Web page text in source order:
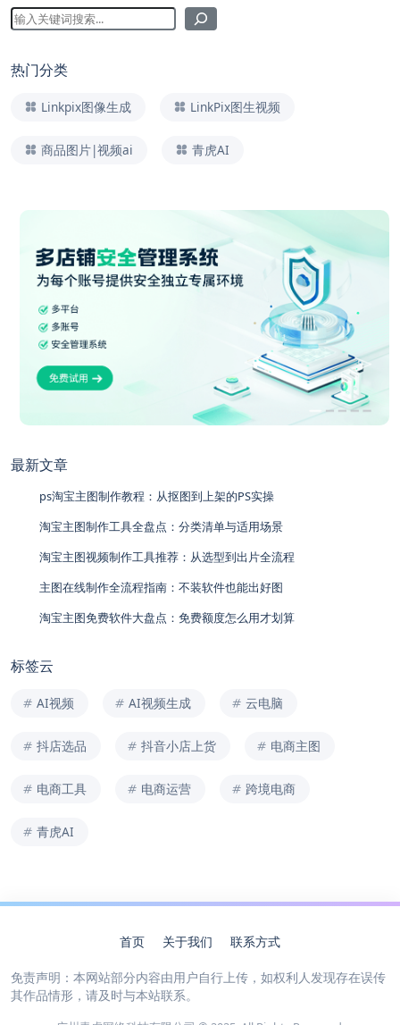
热门分类
Linkpix图像生成 LinkPix图生视频
商品图片|视频ai 青虎AI
最新文章
ps淘宝主图制作教程：从抠图到上架的PS实操
淘宝主图制作工具全盘点：分类清单与适用场景
淘宝主图视频制作工具推荐：从选型到出片全流程
主图在线制作全流程指南：不装软件也能出好图
淘宝主图免费软件大盘点：免费额度怎么用才划算
标签云
AI视频 AI视频生成 云电脑
抖店选品 抖音小店上货 电商主图
电商工具 电商运营 跨境电商
青虎AI
首页 关于我们 联系方式
免责声明：本网站部分内容由用户自行上传，如权利人发现存在误传
其作品情形，请及时与本站联系。